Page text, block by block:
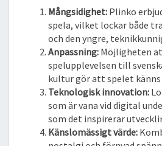
Mångsidighet: Plinko
spela, vilket lockar både
och den yngre,
Anpassning: Möjligheten
spelupplevelsen till
kultur gör att spelet
Teknologisk innovation:
som är vana vid digital
som det inspirerar
Känslomässigt värde: